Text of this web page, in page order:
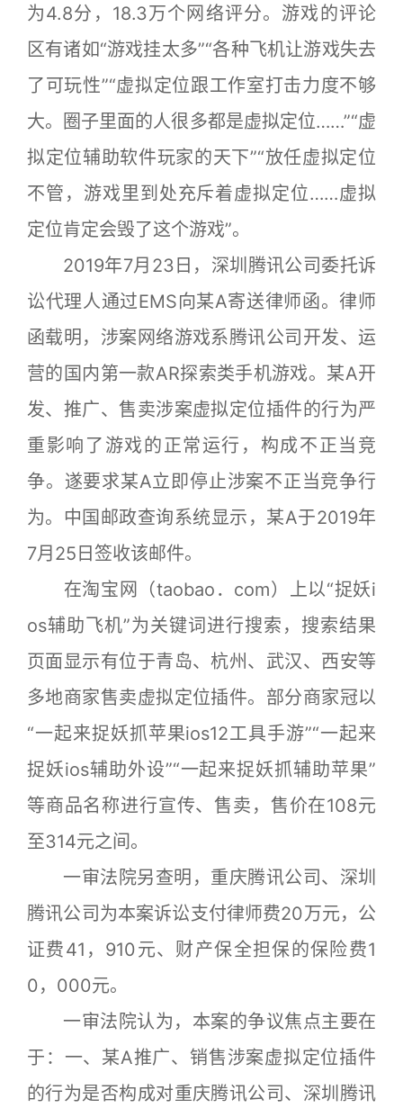
为4.8分，18.3万个网络评分。游戏的评论
区有诸如“游戏挂太多”“各种飞机让游戏失去
了可玩性”“虚拟定位跟工作室打击力度不够
大。圈子里面的人很多都是虚拟定位……”“虚
拟定位辅助软件玩家的天下”“放任虚拟定位
不管，游戏里到处充斥着虚拟定位……虚拟
定位肯定会毁了这个游戏”。
2019年7月23日，深圳腾讯公司委托诉
讼代理人通过EMS向某A寄送律师函。律师
函载明，涉案网络游戏系腾讯公司开发、运
营的国内第一款AR探索类手机游戏。某A开
发、推广、售卖涉案虚拟定位插件的行为严
重影响了游戏的正常运行，构成不正当竞
争。遂要求某A立即停止涉案不正当竞争行
为。中国邮政查询系统显示，某A于2019年
7月25日签收该邮件。
在淘宝网（taobao．com）上以“捉妖i
os辅助飞机”为关键词进行搜索，搜索结果
页面显示有位于青岛、杭州、武汉、西安等
多地商家售卖虚拟定位插件。部分商家冠以
“一起来捉妖抓苹果ios12工具手游”“一起来
捉妖ios辅助外设”“一起来捉妖抓辅助苹果”
等商品名称进行宣传、售卖，售价在108元
至314元之间。
一审法院另查明，重庆腾讯公司、深圳
腾讯公司为本案诉讼支付律师费20万元，公
证费41，910元、财产保全担保的保险费1
0，000元。
一审法院认为，本案的争议焦点主要在
于：一、某A推广、销售涉案虚拟定位插件
的行为是否构成对重庆腾讯公司、深圳腾讯